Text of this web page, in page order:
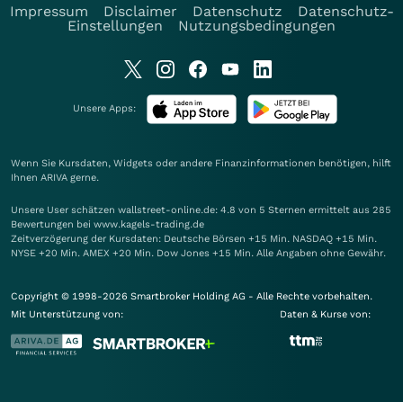
Impressum
Disclaimer Datenschutz
Datenschutz-
Einstellungen
Nutzungsbedingungen
Unsere Apps:
Wenn Sie Kursdaten, Widgets oder andere Finanzinformationen benötigen, hilft
Ihnen ARIVA gerne.
Unsere User schätzen wallstreet-online.de: 4.8 von 5 Sternen ermittelt aus 285
Bewertungen bei www.kagels-trading.de
Zeitverzögerung der Kursdaten: Deutsche Börsen +15 Min. NASDAQ +15 Min.
NYSE +20 Min. AMEX +20 Min. Dow Jones +15 Min. Alle Angaben ohne Gewähr.
Copyright © 1998-2026 Smartbroker Holding AG - Alle Rechte vorbehalten.
Mit Unterstützung von:
Daten & Kurse von: